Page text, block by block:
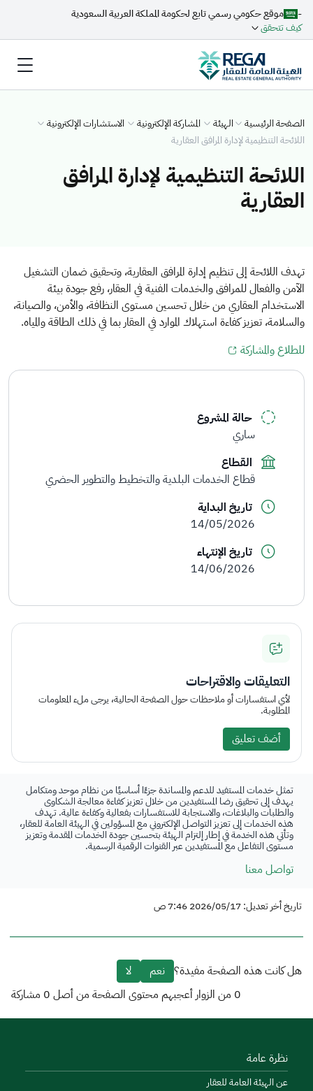
-
موقع حكومي رسمي تابع لحكومة المملكة العربية السعودية
كيف تتحقق
الصفحة الرئيسية الهيئة المشاركة الإلكترونية
الاستشارات الإلكترونية
اللائحة التنظيمية لإدارة المرافق العقارية
اللائحة التنظيمية لإدارة المرافق
العقارية
تهدف اللائحة إلى تنظيم إدارة المرافق العقارية، وتحقيق ضمان التشغيل
الآمن والفعال للمرافق والخدمات الفنية في العقار، رفع جودة بيئة
الاستخدام العقاري من خلال تحسين مستوى النظافة، والأمن، والصيانة،
والسلامة، تعزيز كفاءة استهلاك الموارد في العقار بما في ذلك الطاقة والمياه.
للطلاع والمشاركة
حالة المشروع
ساري
القطاع
قطاع الخدمات البلدية والتخطيط والتطوير الحضري
تاريخ البداية
14/05/2026
تاريخ الإنتهاء
14/06/2026
التعليقات والاقتراحات
لأي استفسارات أو ملاحظات حول الصفحة الحالية، يرجى ملء المعلومات
المطلوبة.
أضف تعليق
تمثل خدمات المستفيد للدعم والمساندة جزءًا أساسيًا من نظام موحد ومتكامل
يهدف إلى تحقيق رضا المستفيدين من خلال تعزيز كفاءة معالجة الشكاوى
والطلبات والبلاغات، والاستجابة للاستفسارات بفعالية وكفاءة عالية. تهدف
هذه الخدمات إلى تعزيز التواصل الإلكتروني مع المسؤولين في الهيئة العامة للعقار،
وتأتي هذه الخدمة في إطار إلتزام الهيئة بتحسين جودة الخدمات المقدمة وتعزيز
مستوى التفاعل مع المستفيدين عبر القنوات الرقمية الرسمية.
تواصل معنا
تاريخ أخر تعديل: 2026/05/17 7:46 ص
هل كانت هذه الصفحة مفيدة؟ نعم
لا
0 من الزوار أعجبهم محتوى الصفحة من أصل 0 مشاركة
نظرة عامة
عن الهيئة العامة للعقار